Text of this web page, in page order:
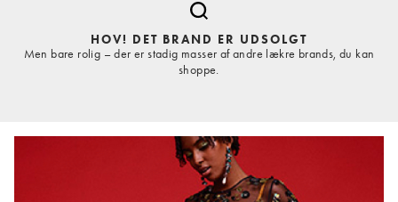
HOV! DET BRAND ER UDSOLGT
Men bare rolig – der er stadig masser af andre lækre brands, du kan
shoppe.